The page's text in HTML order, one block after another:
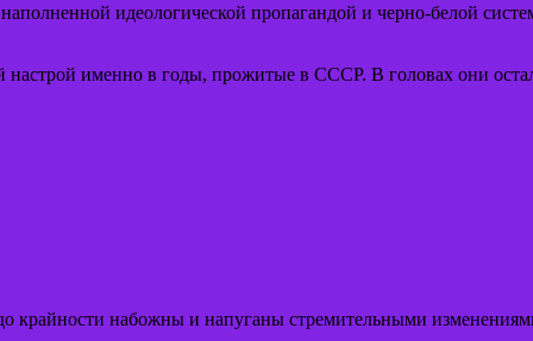
идеологической пропагандой и черно-белой
настрой именно в годы, прожитые в СССР. В головах они
крайности набожны и напуганы стремительными